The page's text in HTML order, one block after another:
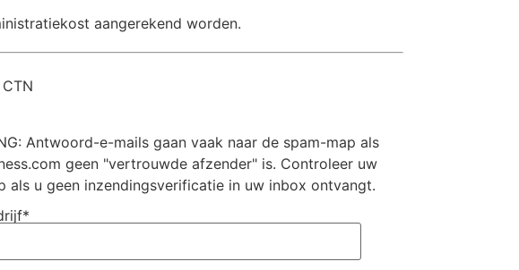
aangerekend worden.
Antwoord-e-mails gaan vaak naar de spam-map als
geen "vertrouwde afzender" is. Controleer uw
als u geen inzendingsverificatie in uw inbox ontvangt.